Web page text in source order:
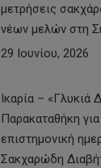
μετρήσεις
νέων μελών στη
29 Ιουνίου, 2026
Ικαρία – «Γλυκιά
Παρακαταθήκη για
επιστημονική
Σακχαρώδη